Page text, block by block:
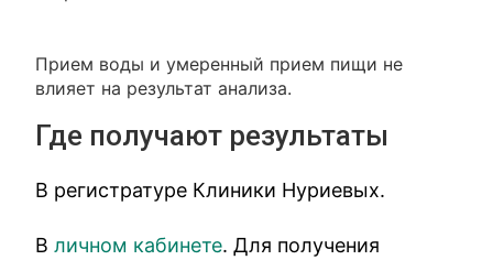
Прием воды и умеренный прием пищи не
влияет на результат анализа.
Где получают результаты
В регистратуре Клиники Нуриевых.
Вличном кабинете. Для получения